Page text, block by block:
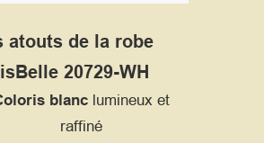
atouts de la robe
20729-WH
blanclumineux et
raffiné